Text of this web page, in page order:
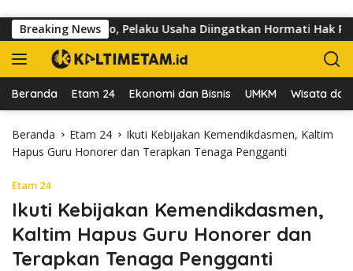
Breaking News
dr Sutomo, Pelaku Usaha Diingatkan Hormati Hak Pejalan
Beranda Etam 24 Ekonomi dan Bisnis UMKM Wisata dan
Beranda Etam 24
Ikuti Kebijakan Kemendikdasmen, Kaltim
Hapus Guru Honorer dan Terapkan Tenaga Pengganti
Etam 24
Ikuti Kebijakan Kemendikdasmen,
Kaltim Hapus Guru Honorer dan
Terapkan Tenaga Pengganti